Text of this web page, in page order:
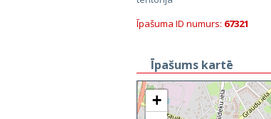
Īpašuma ID numurs: 67321
Īpašums kartē
+